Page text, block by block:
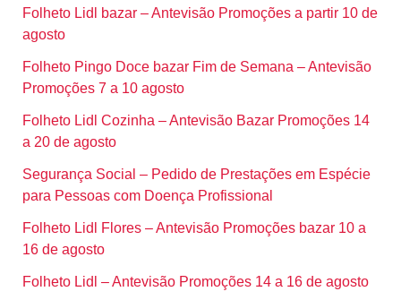
Folheto Lidl bazar – Antevisão Promoções a partir 10 de
agosto
Folheto Pingo Doce bazar Fim de Semana – Antevisão
Promoções 7 a 10 agosto
Folheto Lidl Cozinha – Antevisão Bazar Promoções 14
a 20 de agosto
Segurança Social – Pedido de Prestações em Espécie
para Pessoas com Doença Profissional
Folheto Lidl Flores – Antevisão Promoções bazar 10 a
16 de agosto
Folheto Lidl – Antevisão Promoções 14 a 16 de agosto